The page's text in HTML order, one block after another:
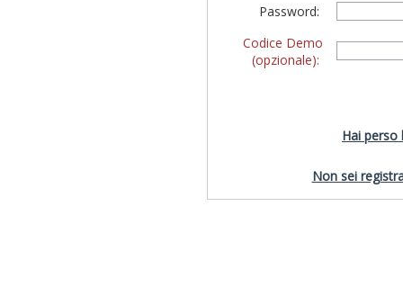
Password:
Codice Demo
(opzionale):
Hai perso
Non sei